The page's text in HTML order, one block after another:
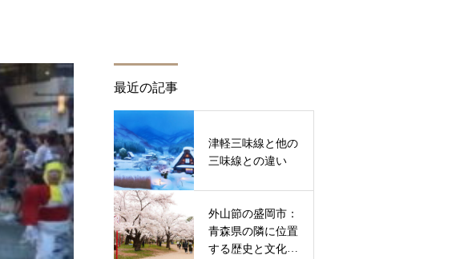
最近の記事
津軽三味線と他の
三味線との違い
外山節の盛岡市：
青森県の隣に位置
する歴史と文化が